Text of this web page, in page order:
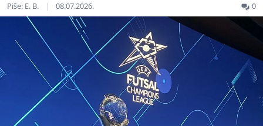
Piše: E. B. | 08.07.2026. 0